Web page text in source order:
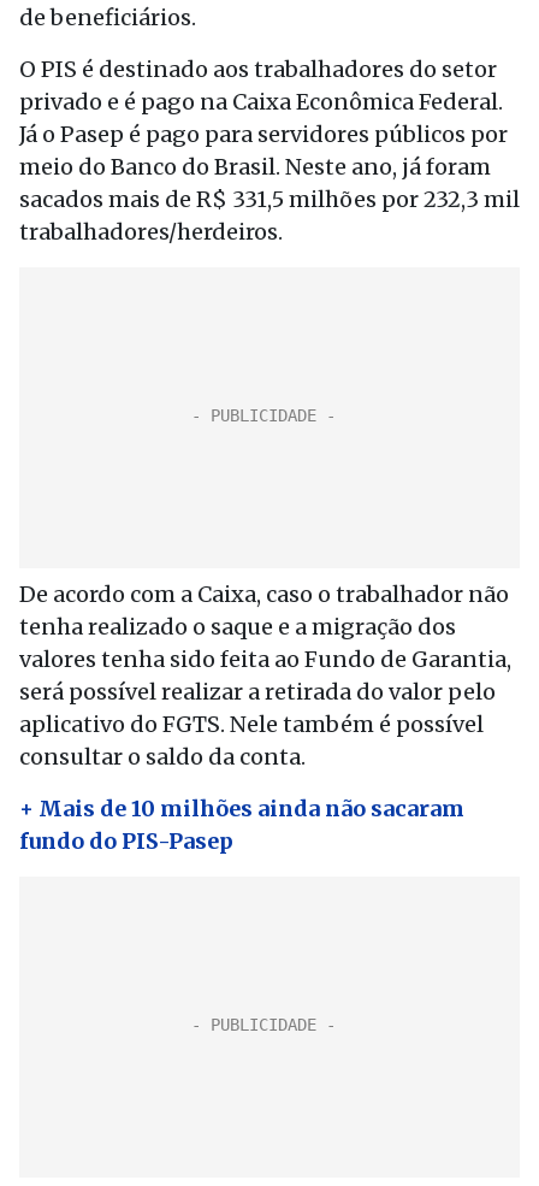
de beneficiários.
O PIS é destinado aos trabalhadores do setor
privado e é pago na Caixa Econômica Federal.
Já o Pasep é pago para servidores públicos por
meio do Banco do Brasil. Neste ano, já foram
sacados mais de R$ 331,5 milhões por 232,3 mil
trabalhadores/herdeiros.
De acordo com a Caixa, caso o trabalhador não
tenha realizado o saque e a migração dos
valores tenha sido feita ao Fundo de Garantia,
será possível realizar a retirada do valor pelo
aplicativo do FGTS. Nele também é possível
consultar o saldo da conta.
+ Mais de 10 milhões ainda não sacaram
fundo do PIS-Pasep